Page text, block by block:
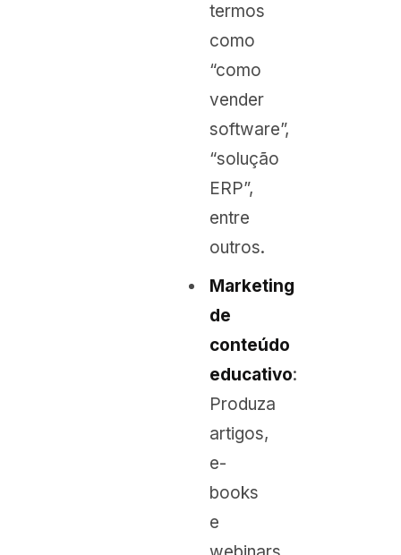
termos
como
“como
vender
software”,
“solução
ERP”,
entre
outros.
Marketing
de
conteúdo
educativo:
Produza
artigos,
e-
books
e